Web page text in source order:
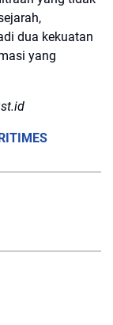
dua kekuatan
yang